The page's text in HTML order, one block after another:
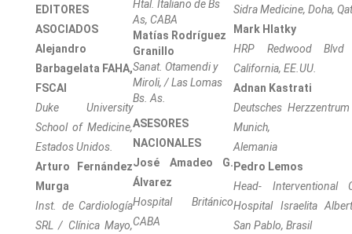
EDITORES
ASOCIADOS
Alejandro
Barbagelata FAHA,
FSCAI
Duke University
School of Medicine,
Estados Unidos.
Arturo Fernández
Murga
Inst. de Cardiología
SRL / Clínica Mayo,
Htal. Italiano de Bs
As, CABA
Matías Rodríguez
Granillo
Sanat. Otamendi y
Miroli, / Las Lomas
Bs. As.
ASESORES
NACIONALES
José Amadeo G.
Álvarez
Hospital Británico
CABA
Sidra Medicine, Doha,
Mark Hlatky
HRP Redwood Blvd
California, EE.UU.
Adnan Kastrati
Deutsches
Munich,
Alemania
Pedro Lemos
Head- Interventional
Hospital Israelita
San Pablo, Brasil